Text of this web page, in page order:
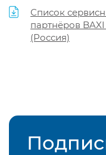
Список
партнёров
(Россия)